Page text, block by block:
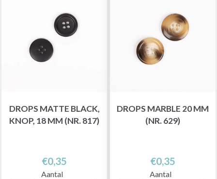
DROPS MATTE BLACK,
KNOP, 18 MM (NR. 817)
€0,35
Aantal
DROPS MARBLE 20 MM
(NR. 629)
€0,35
Aantal